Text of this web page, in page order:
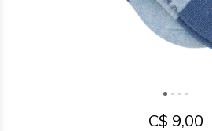
C$ 9,00